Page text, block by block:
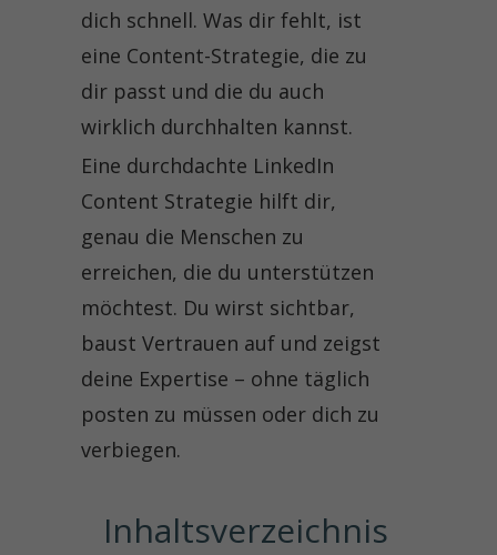
dich schnell. Was dir fehlt, ist
eine Content-Strategie, die zu
dir passt und die du auch
wirklich durchhalten kannst.
Eine durchdachte LinkedIn
Content Strategie hilft dir,
genau die Menschen zu
erreichen, die du unterstützen
möchtest. Du wirst sichtbar,
baust Vertrauen auf und zeigst
deine Expertise – ohne täglich
posten zu müssen oder dich zu
verbiegen.
Inhaltsverzeichnis